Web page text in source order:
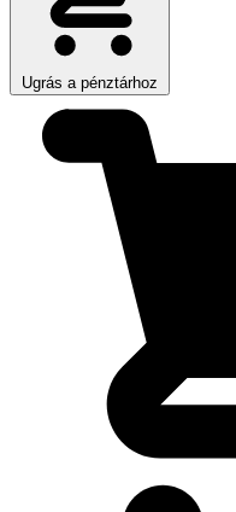
Ugrás a pénztárhoz